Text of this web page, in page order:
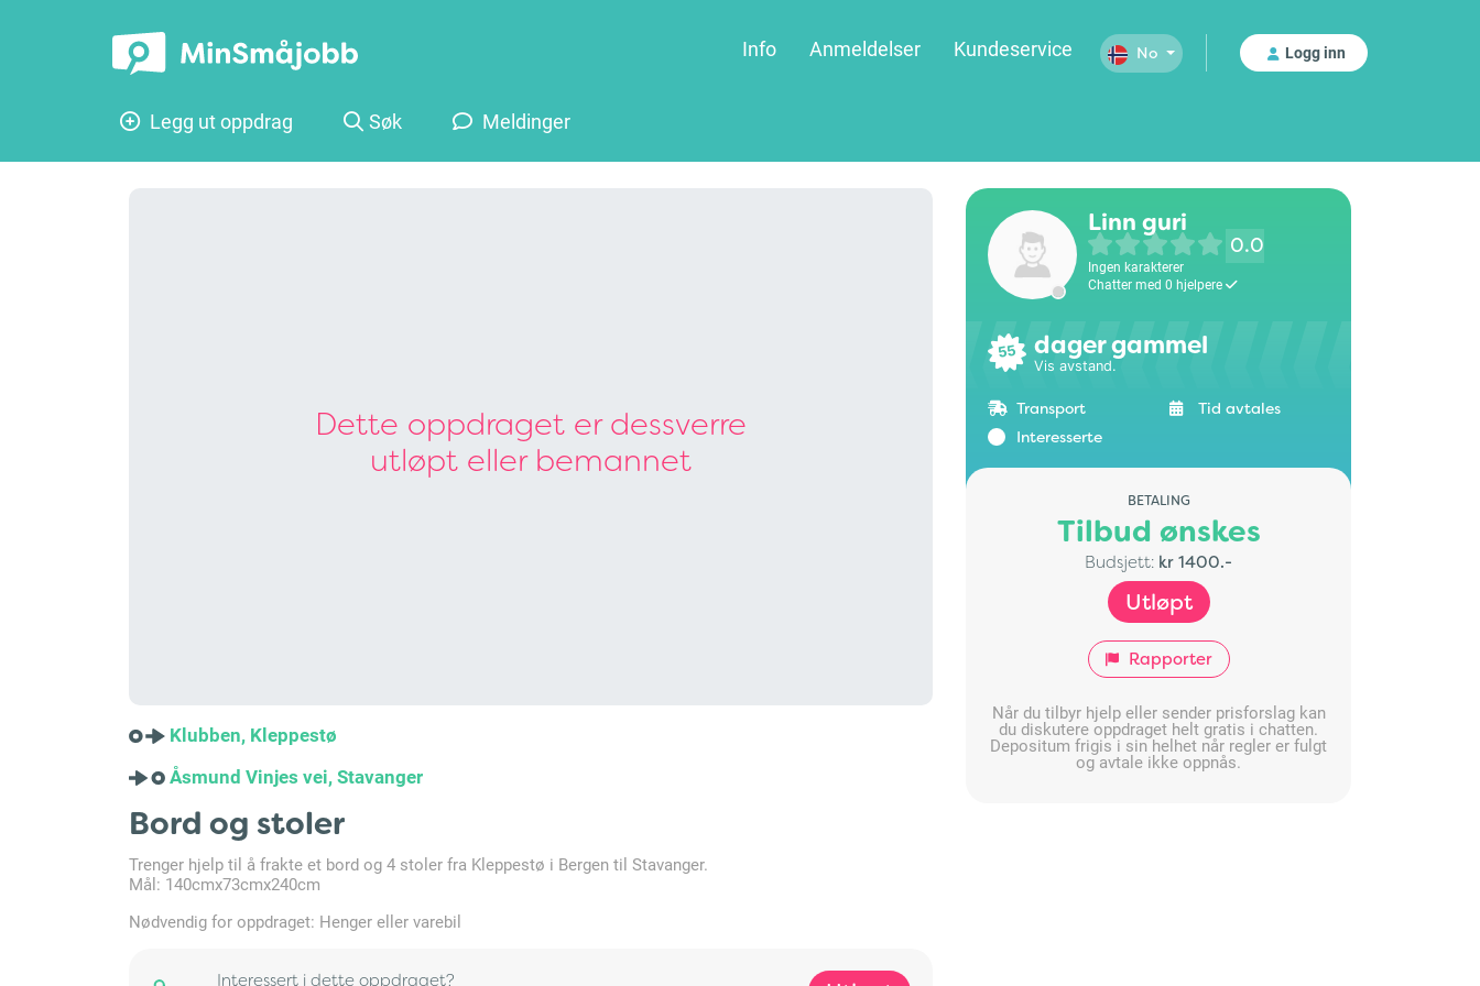
Info Anmeldelser Kundeservice No Logg inn
Legg ut oppdrag Søk Meldinger
Dette oppdraget er dessverre
utløpt eller bemannet
Klubben, Kleppestø
Åsmund Vinjes vei, Stavanger
Bord og stoler
Trenger hjelp til å frakte et bord og 4 stoler fra Kleppestø i Bergen til Stavanger.
Mål: 140cmx73cmx240cm
Nødvendig for oppdraget: Henger eller varebil
Interessert i dette oppdraget?
Linn guri
0.0
Ingen karakterer
Chatter med 0 hjelpere
55 dager gammel
Vis avstand.
Transport
Tid avtales
Interesserte
BETALING
Tilbud ønskes
Budsjett: kr 1400.-
Utløpt
Rapporter
Når du tilbyr hjelp eller sender prisforslag kan
du diskutere oppdraget helt gratis i chatten.
Depositum frigis i sin helhet når regler er fulgt
og avtale ikke oppnås.